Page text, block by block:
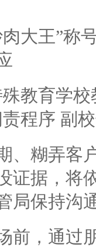
大王”称
教育学
程序 副
、糊弄客
证据，将
局保持沟
前，通过